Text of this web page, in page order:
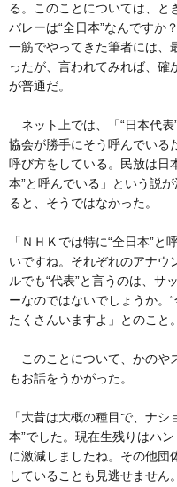
る。このことについては、と
バレーは“全日本”なんですか
一筋でやってきた筆者には、
ったが、言われてみれば、確
が普通だ。
ネット上では、「“日本代
協会が勝手にそう呼んでいる
呼び方をしている。民放は日
本”と呼んでいる」という説
ると、そうではなかった。
「ＮＨＫでは特に“全日本”と
いですね。それぞれのアナウ
ルでも“代表”と言うのは、サ
ーなのではないでしょうか。
たくさんいますよ」とのこと。
このことについて、かのや
もお話をうかがった。
「大昔は大概の種目で、ナ
本”でした。現在生残りはハ
に激減しましたね。その他団
していることも見逃せません